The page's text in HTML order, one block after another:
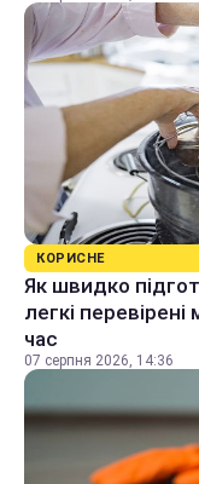
КОРИСНЕ
Як швидко
легкі
час
07 серпня 2026, 14:36